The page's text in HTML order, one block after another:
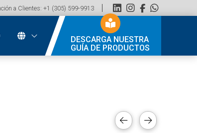
a Clientes: +1 (305) 599-9913
DESCARGA NUESTRA
GUÍA DE PRODUCTOS